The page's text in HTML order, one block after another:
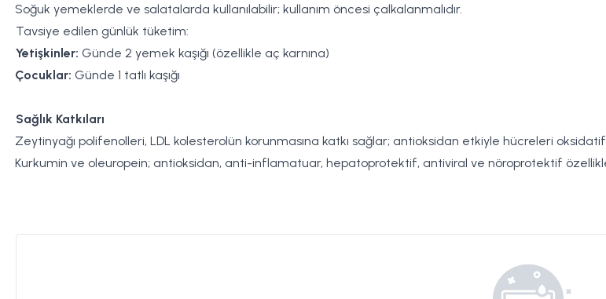
Soğuk yemeklerde ve salatalarda kullanılabilir; kullanım öncesi çalkalanmalıdır.
Tavsiye edilen günlük tüketim:
Yetişkinler: Günde 2 yemek kaşığı (özellikle aç karnına)
Çocuklar: Günde 1 tatlı kaşığı
Sağlık Katkıları
Zeytinyağı polifenolleri, LDL kolesterolün korunmasına katkı sağlar; antioksidan etkiyle hücreleri
Kurkumin ve oleuropein; antioksidan, anti-inflamatuar, hepatoprotektif, antiviral ve nöroprotektif